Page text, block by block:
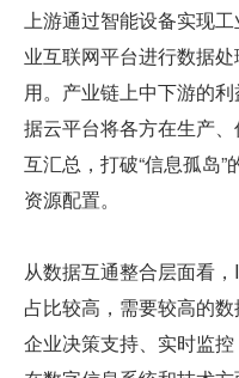
上游通过智能设备实现
业互联网平台进行数据
用。产业链上中下游的
据云平台将各方在生产
互汇总，打破“信息孤岛
资源配置。
从数据互通整合层面看
占比较高，需要较高的
企业决策支持、实时监